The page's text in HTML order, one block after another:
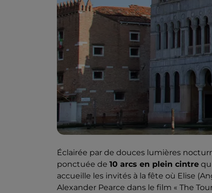
Éclairée par de douces lumières
ponctuée de 10 arcs en plein cintre
accueille les invités à la fête où Elise
Alexander Pearce dans le film « The